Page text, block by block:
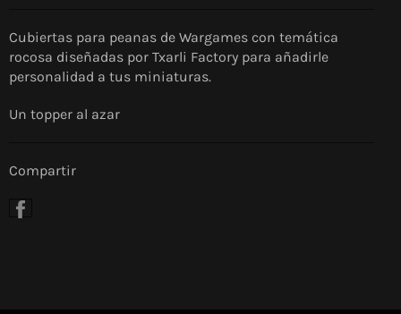
Cubiertas para peanas de Wargames con temática
rocosa diseñadas por Txarli Factory para añadirle
personalidad a tus miniaturas.
Un topper al azar
Compartir